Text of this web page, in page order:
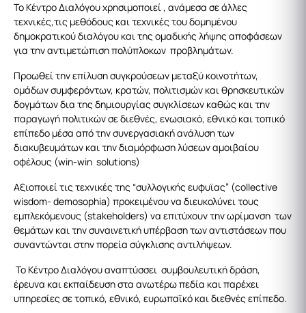
Το Κέντρο Διαλόγου χρησιμοποιεί , ανάμεσα σε άλλες
τεχνικές,τις μεθόδους και τεχνικές του δομημένου
δημοκρατικού διαλόγου και της ομαδικής λήψης αποφάσεων
για την αντιμετώπιση πολύπλοκων προβλημάτων.
Προωθεί την επίλυση συγκρούσεων μεταξύ κοινοτήτων,
ομάδων συμφερόντων, κρατών, πολιτισμών και θρησκευτικών
δογμάτων δια της δημιουργίας συγκλίσεων καθώς και την
παραγωγή πολιτικών σε διεθνές, ενωσιακό, εθνικό και τοπικό
επίπεδο μέσα από την συνεργασιακή ανάλυση των
διακυβευμάτων και την διαμόρφωση λύσεων αμοιβαίου
οφέλους (win-win solutions)
Αξιοποιεί τις τεχνικές της “συλλογικής ευφυϊας” (collective
wisdom- demosophia) προκειμένου να διευκολύνει τους
εμπλεκόμενους (stakeholders) να επιτύχουν την ωρίμανση των
θεμάτων και την συναινετική υπέρβαση των αντιστάσεων που
συναντώνται στην πορεία σύγκλισης αντιλήψεων.
Το Κέντρο Διαλόγου αναπτύσσει συμβουλευτική δράση,
έρευνα και εκπαίδευση στα ανωτέρω πεδία και παρέχει
υπηρεσίες σε τοπικό, εθνικό, ευρωπαϊκό και διεθνές επίπεδο.